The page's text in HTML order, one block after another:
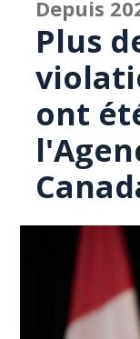
Depuis
Plus
ont